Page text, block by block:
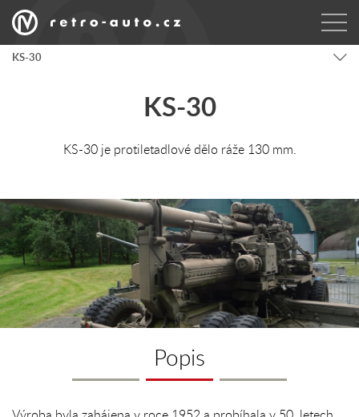
KS-30
KS-30
KS-30 je protiletadlové dělo ráže 130 mm.
Popis